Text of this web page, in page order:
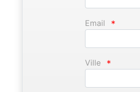
Email *
Ville *